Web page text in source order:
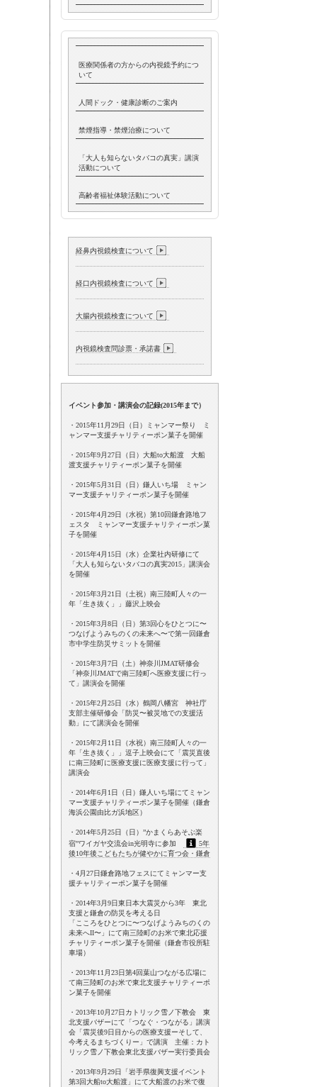
医療関係者の方からの内視鏡予約につ
いて
人間ドック・健康診断のご案内
禁煙指導・禁煙治療について
「大人も知らないタバコの真実」講演
活動について
高齢者福祉体験活動について
経鼻内視鏡検査について
経口内視鏡検査について
大腸内視鏡検査について
内視鏡検査問診票・承諾書
イベント参加・講演会の記録(2015年まで）
・2015年11月29日（日）ミャンマー祭り ミ
ャンマー支援チャリティーポン菓子を開催
・2015年9月27日（日）大船to大船渡 大船
渡支援チャリティーポン菓子を開催
・2015年5月31日（日）鎌人いち場 ミャン
マー支援チャリティーポン菓子を開催
・2015年4月29日（水祝）第10回鎌倉路地フ
ェスタ ミャンマー支援チャリティーポン菓
子を開催
・2015年4月15日（水）企業社内研修にて
「大人も知らないタバコの真実2015」講演会
を開催
・2015年3月21日（土祝）南三陸町人々の一
年「生き抜く」」藤沢上映会
・2015年3月8日（日）第3回心をひとつに〜
つなげようみちのくの未来へ〜で第一回鎌倉
市中学生防災サミットを開催
・2015年3月7日（土）神奈川JMAT研修会
「神奈川JMATで南三陸町へ医療支援に行っ
て」講演会を開催
・2015年2月25日（水）鶴岡八幡宮 神社庁
支部主催研修会「防災〜被災地での支援活
動」にて講演会を開催
・2015年2月11日（水祝）南三陸町人々の一
年「生き抜く」」逗子上映会にて「震災直後
に南三陸町に医療支援に医療支援に行って」
講演会
・2014年6月1日（日）鎌人いち場にてミャン
マー支援チャリティーポン菓子を開催（鎌倉
海浜公園由比ガ浜地区）
・2014年5月25日（日）”かまくらあそぶ楽
宿”ワイガヤ交流会in光明寺に参加
5年
後10年後こどもたちが健やかに育つ会・鎌倉
・4月27日鎌倉路地フェスにてミャンマー支
援チャリティーポン菓子を開催
・2014年3月9日東日本大震災から3年 東北
支援と鎌倉の防災を考える日
「こころをひとつに〜つなげようみちのくの
未来へII〜」にて南三陸町のお米で東北応援
チャリティーポン菓子を開催（鎌倉市役所駐
車場）
・2013年11月23日第4回葉山つながる広場に
て南三陸町のお米で東北支援チャリティーポ
ン菓子を開催
・2013年10月27日カトリック雪ノ下教会 東
北支援バザーにて「つなぐ・つながる」講演
会「震災後9日目からの医療支援ーそして、
今考えるまちづくりー」で講演 主催：カト
リック雪ノ下教会東北支援バザー実行委員会
・2013年9月29日「岩手県復興支援イベント
第3回大船to大船渡」にて大船渡のお米で復